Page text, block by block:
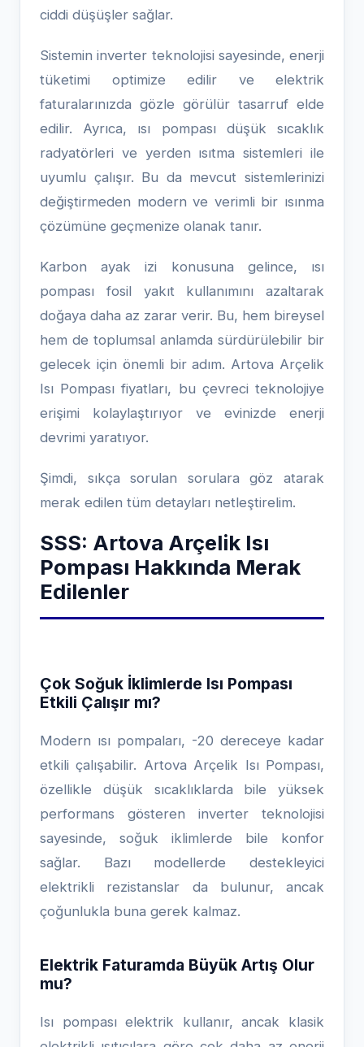
ciddi düşüşler sağlar.
Sistemin inverter teknolojisi sayesinde, enerji
tüketimi optimize edilir ve elektrik
faturalarınızda gözle görülür tasarruf elde
edilir. Ayrıca, ısı pompası düşük sıcaklık
radyatörleri ve yerden ısıtma sistemleri ile
uyumlu çalışır. Bu da mevcut sistemlerinizi
değiştirmeden modern ve verimli bir ısınma
çözümüne geçmenize olanak tanır.
Karbon ayak izi konusuna gelince, ısı
pompası fosil yakıt kullanımını azaltarak
doğaya daha az zarar verir. Bu, hem bireysel
hem de toplumsal anlamda sürdürülebilir bir
gelecek için önemli bir adım. Artova Arçelik
Isı Pompası fiyatları, bu çevreci teknolojiye
erişimi kolaylaştırıyor ve evinizde enerji
devrimi yaratıyor.
Şimdi, sıkça sorulan sorulara göz atarak
merak edilen tüm detayları netleştirelim.
SSS: Artova Arçelik Isı
Pompası Hakkında Merak
Edilenler
Çok Soğuk İklimlerde Isı Pompası
Etkili Çalışır mı?
Modern ısı pompaları, -20 dereceye kadar
etkili çalışabilir. Artova Arçelik Isı Pompası,
özellikle düşük sıcaklıklarda bile yüksek
performans gösteren inverter teknolojisi
sayesinde, soğuk iklimlerde bile konfor
sağlar. Bazı modellerde destekleyici
elektrikli rezistanslar da bulunur, ancak
çoğunlukla buna gerek kalmaz.
Elektrik Faturamda Büyük Artış Olur
mu?
Isı pompası elektrik kullanır, ancak klasik